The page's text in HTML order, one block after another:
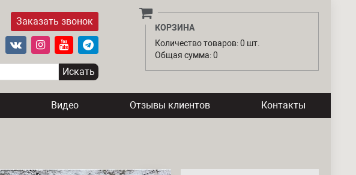
Заказать звонок
КОРЗИНА
Количество товаров: 0 шт.
Общая сумма: 0
Видео Отзывы клиентов Контакты